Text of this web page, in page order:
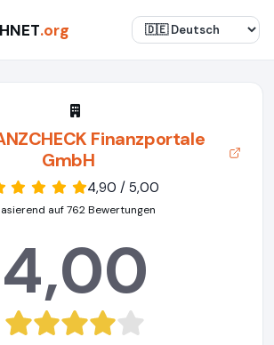
.org
Finanzportale
GmbH
4,90 / 5,00
auf 762 Bewertungen
4,00